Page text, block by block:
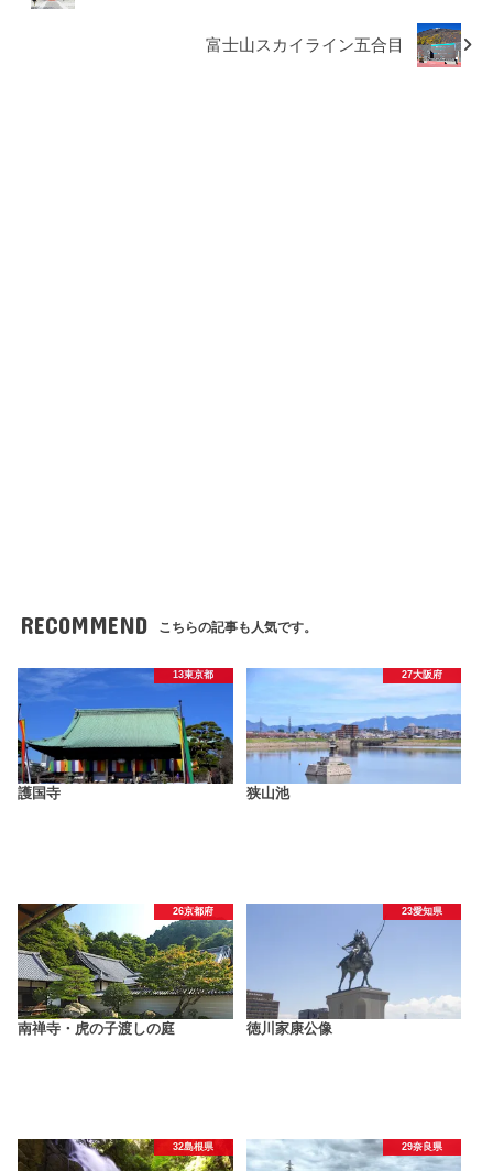
富士山スカイライン五合目
RECOMMEND こちらの記事も人気です。
13東京都
護国寺
27大阪府
狭山池
26京都府
南禅寺・虎の子渡しの庭
23愛知県
徳川家康公像
32島根県 29奈良県